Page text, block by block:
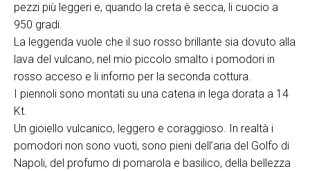
pezzi più leggeri e, quando la creta è secca, li cuocio a
950 gradi.
La leggenda vuole che il suo rosso brillante sia dovuto alla
lava del vulcano, nel mio piccolo smalto i pomodori in
rosso acceso e li inforno per la seconda cottura.
I piennoli sono montati su una catena in lega dorata a 14
Kt.
Un gioiello vulcanico, leggero e coraggioso. In realtà i
pomodori non sono vuoti, sono pieni dell’aria del Golfo di
Napoli, del profumo di pomarola e basilico, della bellezza